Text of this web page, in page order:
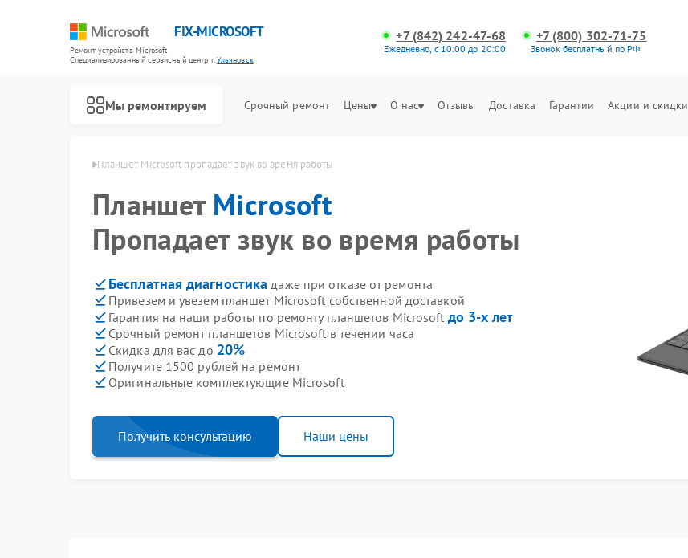
FIX-MICROSOFT
Ремонт устройств Microsoft
Специализированный cервисный центр г.Ульяновск
+7 (842) 242-47-68
Ежедневно, с 10:00 до 20:00
+7 (800) 302-71-75
Звонок бесплатный по РФ
Мы ремонтируем Срочный ремонт Цены О нас Отзывы Доставка Гарантии Акции и скидки
Планшет Microsoft пропадает звук во время работы
Планшет Microsoft
Пропадает звук во время работы
Бесплатная диагностика даже при отказе от ремонта
Привезем и увезем планшет Microsoft собственной доставкой
Гарантия на наши работы по ремонту планшетов Microsoft до 3-х лет
Срочный ремонт планшетов Microsoft в течении часа
Скидка для вас до 20%
Получите 1500 рублей на ремонт
Оригинальные комплектующие Microsoft
Получить консультацию Наши цены